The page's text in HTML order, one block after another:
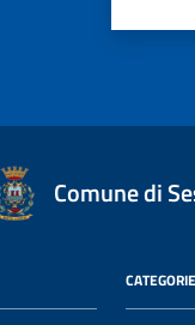
Comune di